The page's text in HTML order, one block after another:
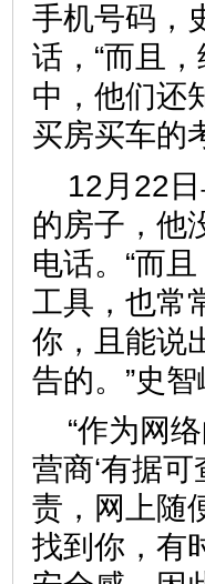
手机号码，
话，“而且
中，他们还
买房买车的
12月22
的房子，他
电话。“而
工具，也常
你，且能说
告的。”史
“作为网
营商‘有据
责，网上随
找到你，有